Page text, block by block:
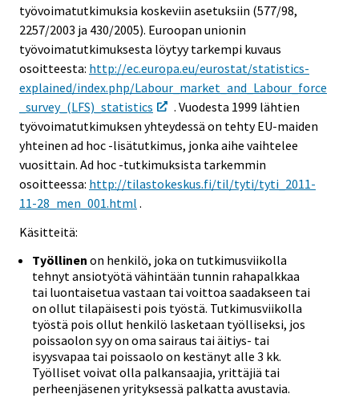
työvoimatutkimuksia koskeviin asetuksiin (577/98,
2257/2003 ja 430/2005). Euroopan unionin
työvoimatutkimuksesta löytyy tarkempi kuvaus
osoitteesta: http://ec.europa.eu/eurostat/statistics-
explained/index.php/Labour_market_and_Labour_force
_survey_(LFS)_statistics
. Vuodesta 1999 lähtien
työvoimatutkimuksen yhteydessä on tehty EU-maiden
yhteinen ad hoc -lisätutkimus, jonka aihe vaihtelee
vuosittain. Ad hoc -tutkimuksista tarkemmin
osoitteessa: http://tilastokeskus.fi/til/tyti/tyti_2011-
11-28_men_001.html .
Käsitteitä:
Työllinen on henkilö, joka on tutkimusviikolla
tehnyt ansiotyötä vähintään tunnin rahapalkkaa
tai luontaisetua vastaan tai voittoa saadakseen tai
on ollut tilapäisesti pois työstä. Tutkimusviikolla
työstä pois ollut henkilö lasketaan työlliseksi, jos
poissaolon syy on oma sairaus tai äitiys- tai
isyysvapaa tai poissaolo on kestänyt alle 3 kk.
Työlliset voivat olla palkansaajia, yrittäjiä tai
perheenjäsenen yrityksessä palkatta avustavia.